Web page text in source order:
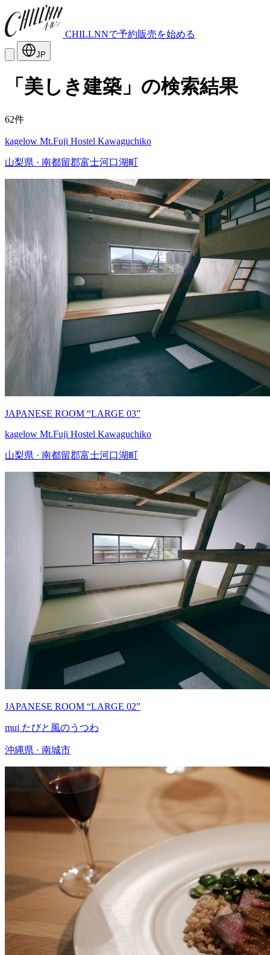
CHILLNNで予約販売を始める
JP
「美しき建築」の検索結果
62件
kagelow Mt.Fuji Hostel Kawaguchiko
山梨県 · 南都留郡富士河口湖町
JAPANESE ROOM “LARGE 03”
kagelow Mt.Fuji Hostel Kawaguchiko
山梨県 · 南都留郡富士河口湖町
JAPANESE ROOM “LARGE 02”
mui たびと風のうつわ
沖縄県 · 南城市